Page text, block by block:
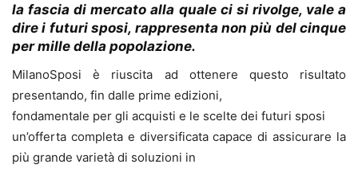
la fascia di mercato alla quale ci si rivolge, vale a
dire i futuri sposi, rappresenta non più del cinque
per mille della popolazione.
MilanoSposi è riuscita ad ottenere questo risultato
presentando, fin dalle prime edizioni,
fondamentale per gli acquisti e le scelte dei futuri sposi
un’offerta completa e diversificata capace di assicurare la
più grande varietà di soluzioni in